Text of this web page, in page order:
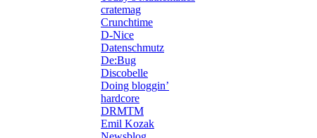
cratemag
Crunchtime
D-Nice
Datenschmutz
De:Bug
Discobelle
Doing bloggin’
hardcore
DRMTM
Emil Kozak